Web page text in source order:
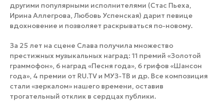
другими популярными исполнителями (Стас Пьеха,
Ирина Аллегрова, Любовь Успенская) дарит певице
вдохновение и позволяет раскрываться по-новому.
За 25 лет на сцене Слава получила множество
престижных музыкальных наград: 11 премий «Золотой
граммофон», 6 наград «Песня года», 6 грифов «Шансон
года», 4 премии от RU.TV и МУЗ-ТВ и др. Все композиция
стали «зеркалом» нашего времени, оставив
трогательный отклик в сердцах публики.